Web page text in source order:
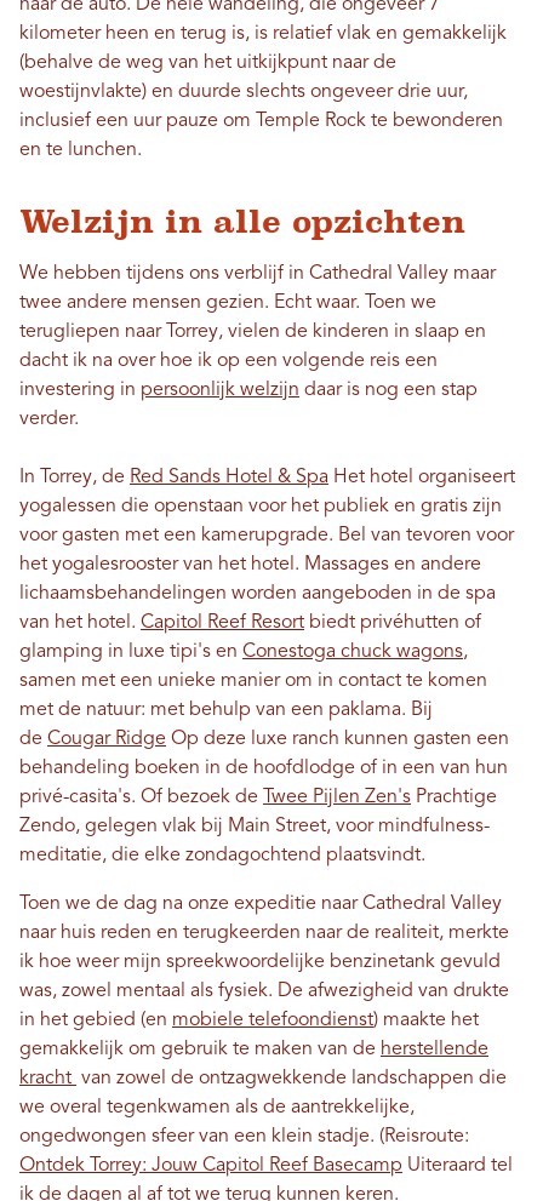
naar de auto. De hele wandeling, die ongeveer 7
kilometer heen en terug is, is relatief vlak en gemakkelijk
(behalve de weg van het uitkijkpunt naar de
woestijnvlakte) en duurde slechts ongeveer drie uur,
inclusief een uur pauze om Temple Rock te bewonderen
en te lunchen.
Welzijn in alle opzichten
We hebben tijdens ons verblijf in Cathedral Valley maar
twee andere mensen gezien. Echt waar. Toen we
terugliepen naar Torrey, vielen de kinderen in slaap en
dacht ik na over hoe ik op een volgende reis een
investering in persoonlijk welzijn daar is nog een stap
verder.
In Torrey, de Red Sands Hotel & Spa Het hotel organiseert
yogalessen die openstaan ​​voor het publiek en gratis zijn
voor gasten met een kamerupgrade. Bel van tevoren voor
het yogalesrooster van het hotel. Massages en andere
lichaamsbehandelingen worden aangeboden in de spa
van het hotel. Capitol Reef Resort biedt privéhutten of
glamping in luxe tipi's en Conestoga chuck wagons,
samen met een unieke manier om in contact te komen
met de natuur: met behulp van een paklama. Bij
de Cougar Ridge Op deze luxe ranch kunnen gasten een
behandeling boeken in de hoofdlodge of in een van hun
privé-casita's. Of bezoek de Twee Pijlen Zen's Prachtige
Zendo, gelegen vlak bij Main Street, voor mindfulness-
meditatie, die elke zondagochtend plaatsvindt.
Toen we de dag na onze expeditie naar Cathedral Valley
naar huis reden en terugkeerden naar de realiteit, merkte
ik hoe weer mijn spreekwoordelijke benzinetank gevuld
was, zowel mentaal als fysiek. De afwezigheid van drukte
in het gebied (en mobiele telefoondienst) maakte het
gemakkelijk om gebruik te maken van de herstellende
kracht van zowel de ontzagwekkende landschappen die
we overal tegenkwamen als de aantrekkelijke,
ongedwongen sfeer van een klein stadje. (Reisroute:
Ontdek Torrey: Jouw Capitol Reef Basecamp Uiteraard tel
ik de dagen al af tot we terug kunnen keren.